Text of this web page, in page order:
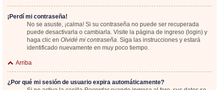
¡Perdí mi contraseña!
No se asuste, ¡calma! Si su contraseña no puede ser recuperada
puede desactivarla o cambiarla. Visite la página de ingreso (login) y
haga clic en Olvidé mi contraseña. Siga las instrucciones y estará
identificado nuevamente en muy poco tiempo.
Arriba
¿Por qué mi sesión de usuario expira automáticamente?